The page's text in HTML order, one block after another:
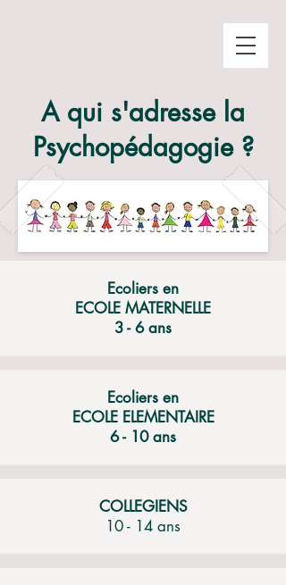
A qui s'adresse la
Psychopédagogie ?
Ecoliers en
ECOLE MATERNELLE
3 - 6 ans
Ecoliers en
ECOLE ELEMENTAIRE
6 - 10 ans
COLLEGIENS
10 - 14 ans